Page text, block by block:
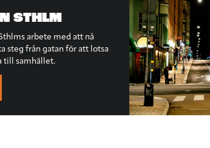
STHLM
arbete med att nå
steg från gatan för att lotsa
till samhället.